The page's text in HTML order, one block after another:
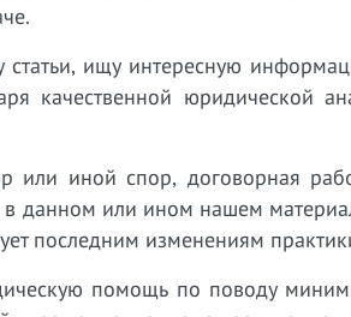
ищу интересную
качественной юридической
или иной спор, договорная
в данном или ином нашем
последним изменениям
помощь по поводу